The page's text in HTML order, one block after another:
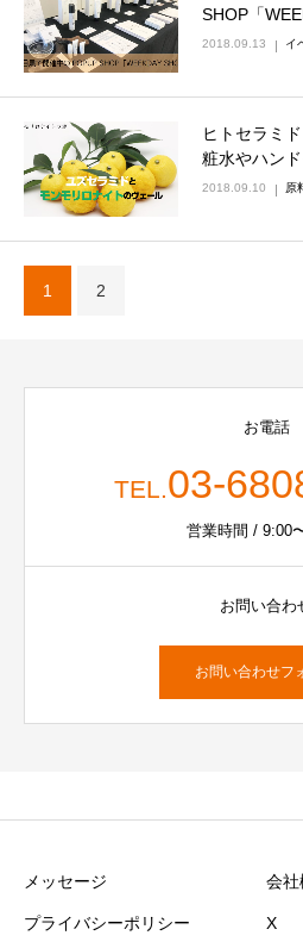
SHOP「
2018.09.13 イ
ヒトセラミ
粧水やハン
2018.09.10 原
1 2
お電話
TEL.03-
営業時間 / 9:00
お問い合わ
お問い合わせフ
メッセージ 会社
プライバシーポリシー X